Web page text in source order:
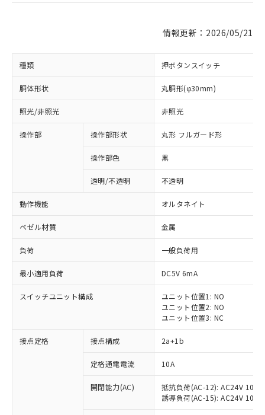
情報更新：2026/05/21
種類 押ボタンスイッチ
胴体形状 丸胴形(φ30mm)
照光/非照光 非照光
操作部 操作部形状 丸形 フルガード形
操作部色 黒
透明/不透明 不透明
動作機能 オルタネイト
ベゼル材質 金属
負荷 一般負荷用
最小適用負荷 DC5V 6mA
スイッチユニット構成
ユニット位置1: NO
ユニット位置2: NO
ユニット位置3: NC
接点定格 接点構成 2a+1b
定格通電電流 10A
開閉能力(AC)
抵抗負荷(AC-12): AC24V 10A/
誘導負荷(AC-15): AC24V
※1 対応状況
対応済み：EU RoHS指令（10物質）の
非含有に対応した製品が提供可能な商品で
対応予定：EU RoHS指令（10物質）の非含